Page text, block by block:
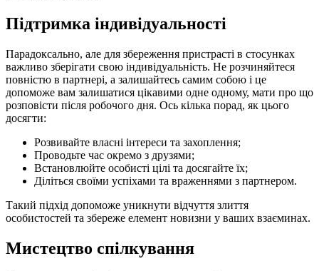
Підтримка індивідуальності
Парадоксально, але для збереження пристрасті в стосунках
важливо зберігати свою індивідуальність. Не розчиняйтеся
повністю в партнері, а залишайтесь самим собою і це
допоможе вам залишатися цікавими одне одному, мати про що
розповісти після робочого дня. Ось кілька порад, як цього
досягти:
Розвивайте власні інтереси та захоплення;
Проводьте час окремо з друзями;
Встановлюйте особисті цілі та досягайте їх;
Діліться своїми успіхами та враженнями з партнером.
Такий підхід допоможе уникнути відчуття злиття
особистостей та збереже елемент новизни у ваших взаєминах.
Мистецтво спілкування